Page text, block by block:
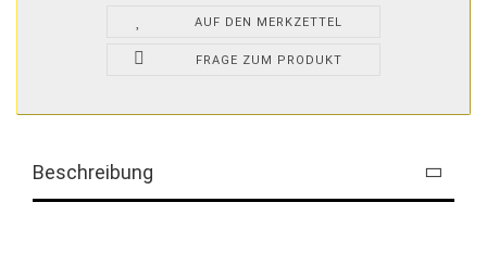
AUF DEN MERKZETTEL
FRAGE ZUM PRODUKT
Beschreibung